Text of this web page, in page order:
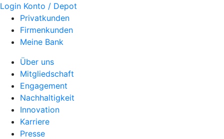
Login Konto / Depot
Privatkunden
Firmenkunden
Meine Bank
Über uns
Mitgliedschaft
Engagement
Nachhaltigkeit
Innovation
Karriere
Presse